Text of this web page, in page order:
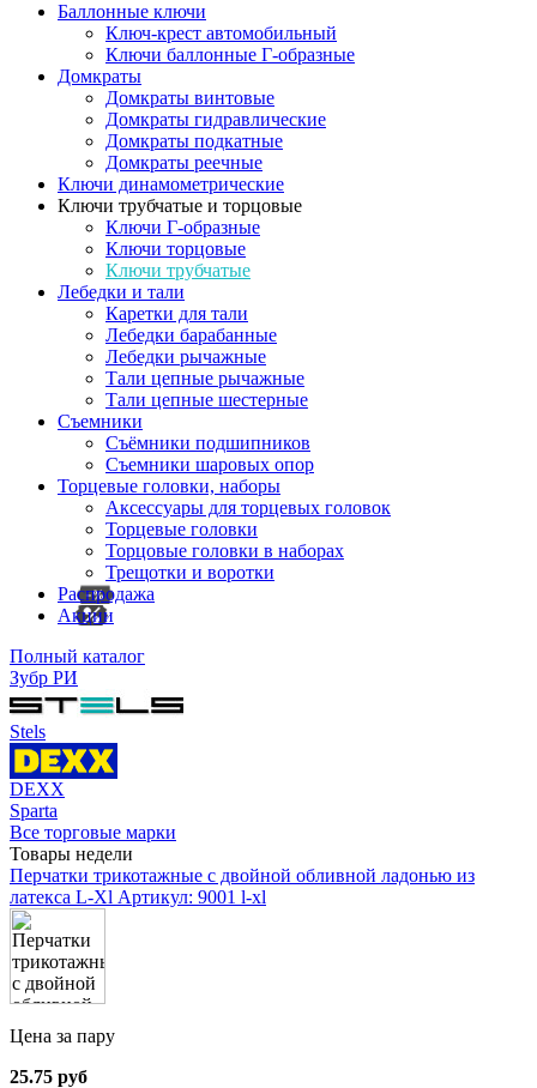
Баллонные ключи
Ключ-крест автомобильный
Ключи баллонные Г-образные
Домкраты
Домкраты винтовые
Домкраты гидравлические
Домкраты подкатные
Домкраты реечные
Ключи динамометрические
Ключи трубчатые и торцовые
Ключи Г-образные
Ключи торцовые
Ключи трубчатые
Лебедки и тали
Каретки для тали
Лебедки барабанные
Лебедки рычажные
Тали цепные рычажные
Тали цепные шестерные
Съемники
Съёмники подшипников
Съемники шаровых опор
Торцевые головки, наборы
Аксессуары для торцевых головок
Торцевые головки
Торцовые головки в наборах
Трещотки и воротки
Распродажа
Акции
Полный каталог
Зубр РИ
Stels
DEXX
Sparta
Все торговые марки
Товары недели
Перчатки трикотажные с двойной обливной ладонью из
латекса L-Xl Артикул: 9001 l-xl
Цена за пару
25.75 руб